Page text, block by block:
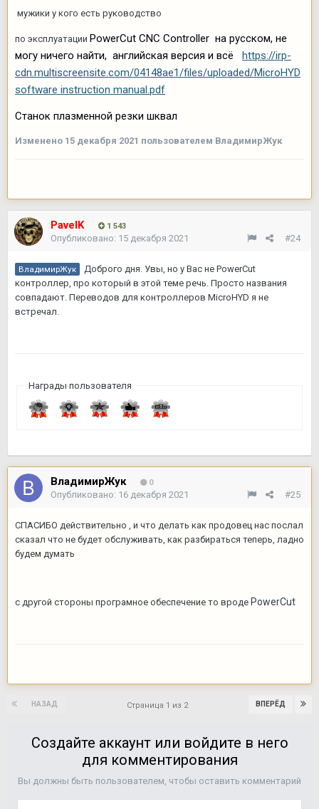
мужики у кого есть руководство
по эксплуатации PowerCut CNC Controller на русском, не
могу ничего найти, английская версия и всё https://irp-
cdn.multiscreensite.com/04148ae1/files/uploaded/MicroHYD
software instruction manual.pdf
Станок плазменной резки шквал
Изменено 15 декабря 2021 пользователем ВладимирЖук
PavelK 1 543
#24
Опубликовано: 15 декабря 2021
ВладимирЖук
Доброго дня. Увы, но у Вас не PowerCut
контроллер, про который в этой теме речь. Просто названия
совпадают. Переводов для контроллеров MicroHYD я не
встречал.
Награды пользователя
ВладимирЖук 0
#25
Опубликовано: 16 декабря 2021
СПАСИБО действительно , и что делать как продовец нас послал
сказал что не будет обслуживать, как разбираться теперь, ладно
будем думать
с другой стороны програмное обеспечение то вроде PowerCut
НАЗАД ВПЕРЁД
Страница 1 из 2
Создайте аккаунт или войдите в него
для комментирования
Вы должны быть пользователем, чтобы оставить комментарий